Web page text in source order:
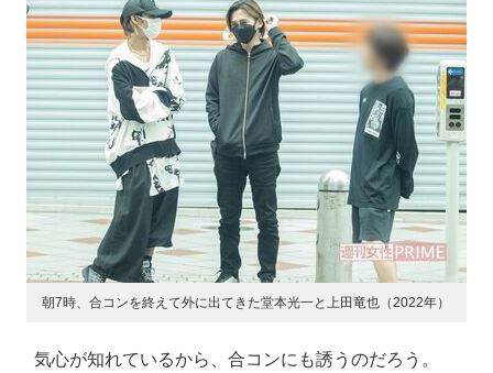
朝7時、合コンを終えて外に出てきた堂本光一と上田竜也（2022年）
気心が知れているから、合コンにも誘うのだろう。